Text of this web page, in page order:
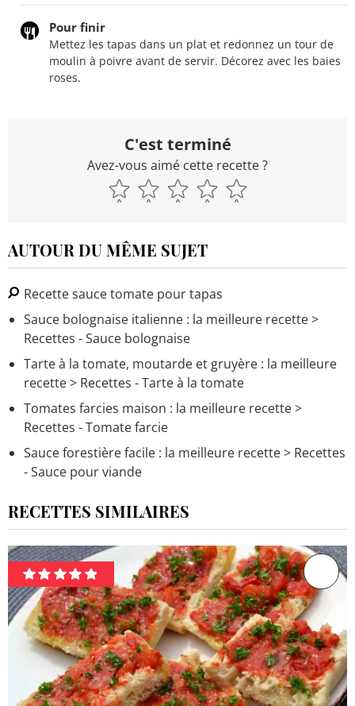
Pour finir
Mettez les tapas dans un plat et redonnez un tour de
moulin à poivre avant de servir. Décorez avec les baies
roses.
C'est terminé
Avez-vous aimé cette recette ?
AUTOUR DU MÊME SUJET
Recette sauce tomate pour tapas
Sauce bolognaise italienne : la meilleure recette>
Recettes - Sauce bolognaise
Tarte à la tomate, moutarde et gruyère : la meilleure
recette> Recettes - Tarte à la tomate
Tomates farcies maison : la meilleure recette>
Recettes - Tomate farcie
Sauce forestière facile : la meilleure recette> Recettes
- Sauce pour viande
RECETTES SIMILAIRES